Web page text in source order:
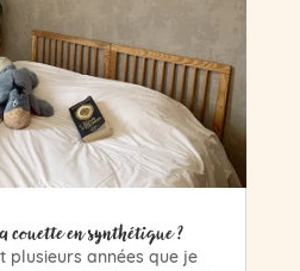
couette en synthétique ?
plusieurs années que je